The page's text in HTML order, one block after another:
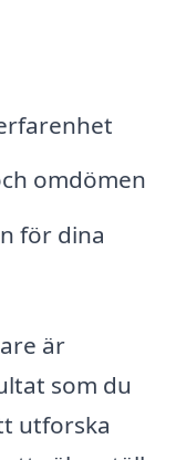
omdömen
för dina
är
som du
utforska